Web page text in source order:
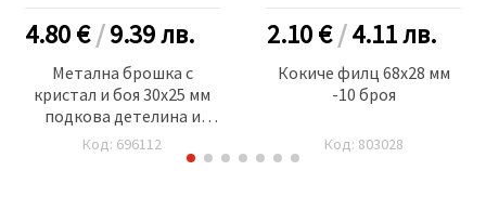
4.80 €/9.39лв.
Метална брошка с
кристал и боя 30x25 мм
подкова детелина и
кокиче цвят сребро -12
броя
Код: 696112
2.10 €/4.11лв.
Кокиче филц 68x28 мм
-10 броя
Код: 803028